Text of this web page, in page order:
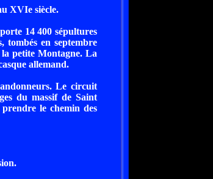
XVIe siècle.
14 400 sépultures
tombés en septembre
la petite Montagne. La
allemand.
Le circuit
du massif de Saint
le chemin des